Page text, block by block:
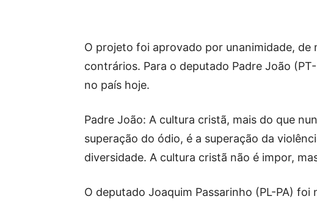
O projeto foi aprovado por unanimidade, de
contrários. Para o deputado Padre João
no país hoje.
Padre João: A cultura cristã, mais do que
superação do ódio, é a superação da
diversidade. A cultura cristã não é impor,
O deputado Joaquim Passarinho (PL-PA) foi